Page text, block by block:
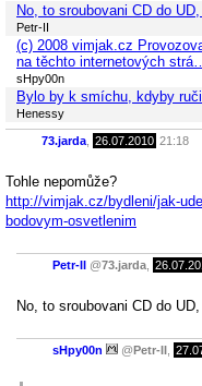
No, to sroubovani CD do
Petr-II
(c) 2008 vimjak.cz
na těchto internetových strá…
sHpy00n
Bylo by k smíchu, kdyby
Henessy
73.jarda 26.07.2010 21:18
Tohle nepomůže?
http://vimjak.cz/bydleni/jak-
bodovym-osvetlenim
Petr-II @73.jarda
No, to sroubovani CD do
sHpy00n @Petr-II